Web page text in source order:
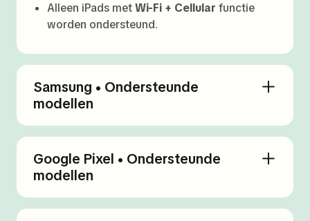
Alleen iPads metWi-Fi + Cellular functie
worden ondersteund.
Samsung • Ondersteunde
modellen
Google Pixel • Ondersteunde
modellen